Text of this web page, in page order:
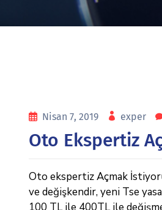
Nisan 7, 2019 exper
Oto Ekspertiz
Oto ekspertiz Açmak
ve değişkendir, yeni Tse